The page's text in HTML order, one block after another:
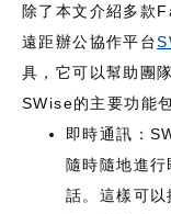
除了本文介紹多款
遠距辦公協作平台
具，它可以幫助團
SWise的主要功能
即時通訊：
隨時隨地進
話。這樣可